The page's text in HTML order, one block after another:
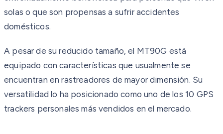
solas o que son propensas a sufrir accidentes
domésticos.
A pesar de su reducido tamaño, el MT90G está
equipado con características que usualmente se
encuentran en rastreadores de mayor dimensión. Su
versatilidad lo ha posicionado como uno de los 10 GPS
trackers personales más vendidos en el mercado.